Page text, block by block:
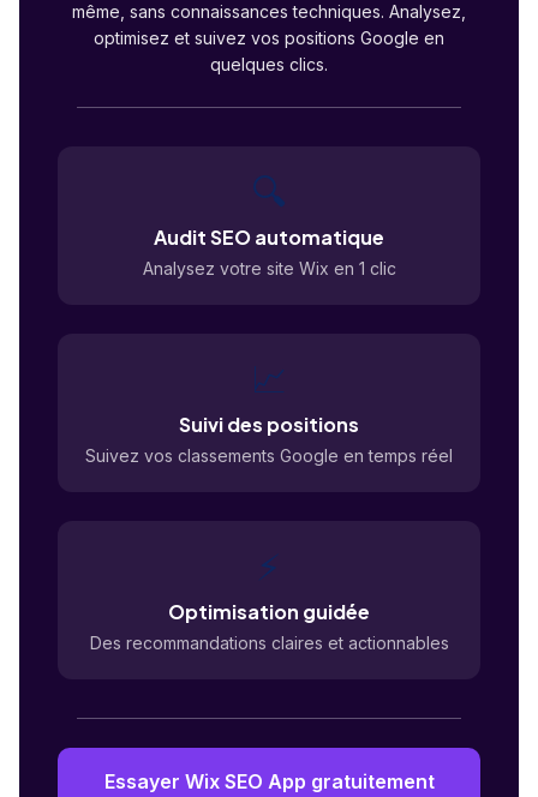
même, sans connaissances techniques. Analysez,
optimisez et suivez vos positions Google en
quelques clics.
🔍
Audit SEO automatique
Analysez votre site Wix en 1 clic
📈
Suivi des positions
Suivez vos classements Google en temps réel
⚡
Optimisation guidée
Des recommandations claires et actionnables
Essayer Wix SEO App gratuitement